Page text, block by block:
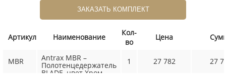
ЗАКАЗАТЬ КОМПЛЕКТ
Артикул Наименование
Кол-
во
Цена
MBR Antrax MBR –
Полотенцедержатель 1 27 782 27